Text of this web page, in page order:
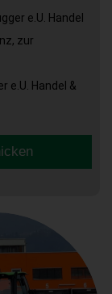
e.U. Handel
zur
e.U. Handel &